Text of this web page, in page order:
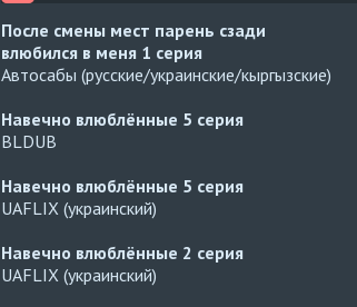
После смены мест парень сзади
влюбился в меня 1 серия
Автосабы (русские/украинские/кыргызские)
Навечно влюблённые 5 серия
BLDUB
Навечно влюблённые 5 серия
UAFLIX (украинский)
Навечно влюблённые 2 серия
UAFLIX (украинский)